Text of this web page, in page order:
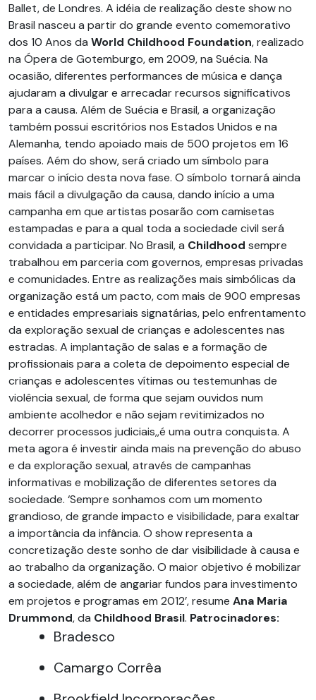
Ballet, de Londres. A idéia de realização deste show no
Brasil nasceu a partir do grande evento comemorativo
dos 10 Anos da World Childhood Foundation, realizado
na Ópera de Gotemburgo, em 2009, na Suécia. Na
ocasião, diferentes performances de música e dança
ajudaram a divulgar e arrecadar recursos significativos
para a causa. Além de Suécia e Brasil, a organização
também possui escritórios nos Estados Unidos e na
Alemanha, tendo apoiado mais de 500 projetos em 16
países. Aém do show, será criado um símbolo para
marcar o início desta nova fase. O símbolo tornará ainda
mais fácil a divulgação da causa, dando início a uma
campanha em que artistas posarão com camisetas
estampadas e para a qual toda a sociedade civil será
convidada a participar. No Brasil, a Childhood sempre
trabalhou em parceria com governos, empresas privadas
e comunidades. Entre as realizações mais simbólicas da
organização está um pacto, com mais de 900 empresas
e entidades empresariais signatárias, pelo enfrentamento
da exploração sexual de crianças e adolescentes nas
estradas. A implantação de salas e a formação de
profissionais para a coleta de depoimento especial de
crianças e adolescentes vítimas ou testemunhas de
violência sexual, de forma que sejam ouvidos num
ambiente acolhedor e não sejam revitimizados no
decorrer processos judiciais,,é uma outra conquista. A
meta agora é investir ainda mais na prevenção do abuso
e da exploração sexual, através de campanhas
informativas e mobilização de diferentes setores da
sociedade. ‘Sempre sonhamos com um momento
grandioso, de grande impacto e visibilidade, para exaltar
a importância da infância. O show representa a
concretização deste sonho de dar visibilidade à causa e
ao trabalho da organização. O maior objetivo é mobilizar
a sociedade, além de angariar fundos para investimento
em projetos e programas em 2012’, resume Ana Maria
Drummond, da Childhood Brasil. Patrocinadores:
Bradesco
Camargo Corrêa